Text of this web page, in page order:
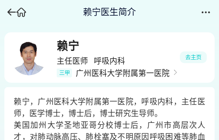
赖宁医生简介
赖宁
主任医师 呼吸内科
三甲 广州医科大学附属第一医院
去主页
赖宁，广州医科大学附属第一医院，呼吸内科，主任医
师，医学博士，博士后，博士研究生导师。
美国加州大学圣地亚哥分校博士后，广州市高层次人
才，对肺动脉高压、肺栓塞及不明原因呼吸困难等肺血